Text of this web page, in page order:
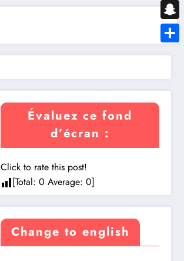
Évaluez ce fond
d’écran :
Click to rate this post!
[Total: 0 Average: 0]
Change to english